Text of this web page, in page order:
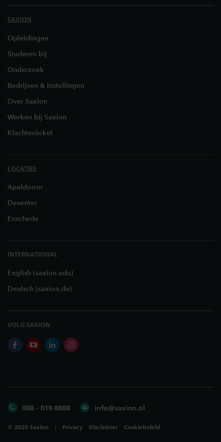
SAXION
Opleidingen
Studeren bij
Onderzoek
Bedrijven & Instellingen
Over Saxion
Werken bij Saxion
Klachtenloket
LOCATIES
Apeldoorn
Deventer
Enschede
INTERNATIONAL
English (saxion.edu)
Deutsch (saxion.de)
VOLG SAXION
facebookyoutubelinkedininstagram
088 - 019 8888 info@saxion.nl
© 2026 Saxion Privacy Disclaimer Cookiebeleid